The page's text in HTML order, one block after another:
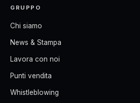
GRUPPO
Chi siamo
News & Stampa
Lavora con noi
Punti vendita
Whistleblowing